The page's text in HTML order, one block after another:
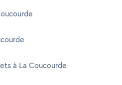
à La Coucourde